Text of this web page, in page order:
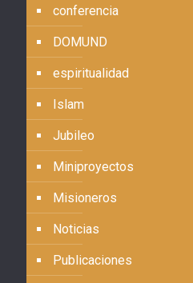
conferencia
DOMUND
espiritualidad
Islam
Jubileo
Miniproyectos
Misioneros
Noticias
Publicaciones